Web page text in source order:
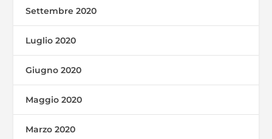
Settembre 2020
Luglio 2020
Giugno 2020
Maggio 2020
Marzo 2020